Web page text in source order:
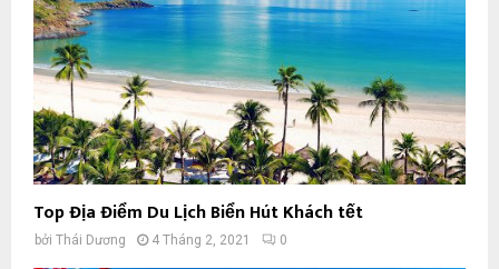
Top Địa Điểm Du Lịch Biển Hút Khách tết
bởi Thái Dương 4 Tháng 2, 2021 0